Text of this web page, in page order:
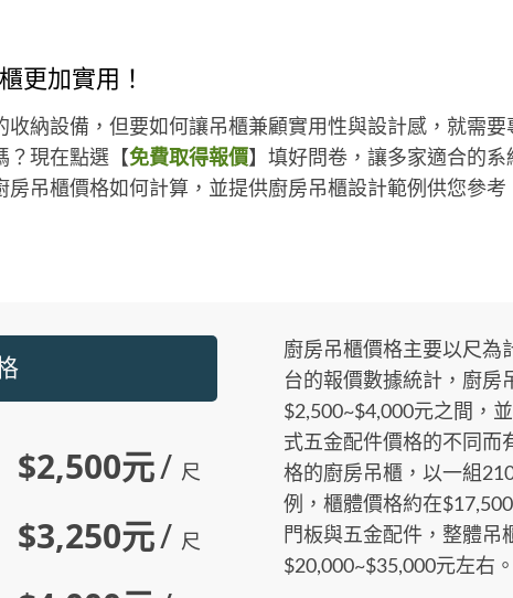
費
客
案
廳店
風。
更加實用！
收納設備，但要如何讓吊櫃兼顧實用性與設計感，就需
？現在點選【免費取得報價】填好問卷，讓多家適合的
房吊櫃價格如何計算，並提供廚房吊櫃設計範例供您參
$2,500元/ 尺
$3,250元/ 尺
廚房吊櫃價格主要以尺為
台的報價數據統計，廚房
$2,500~$4,000元之間，
式五金配件價格的不同而
格的廚房吊櫃，以一組
例，櫃體價格約在
門板與五金配件，整體吊
$20,000~$35,000元左右。